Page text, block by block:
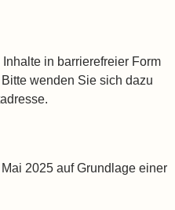
in barrierefreier Form
wenden Sie sich dazu
2025 auf Grundlage einer